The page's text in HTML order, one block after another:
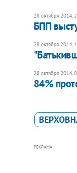
28 октября 2014,
БПП
28 октября 2014,
28 октября 2014,
84%
РЕКЛАМА